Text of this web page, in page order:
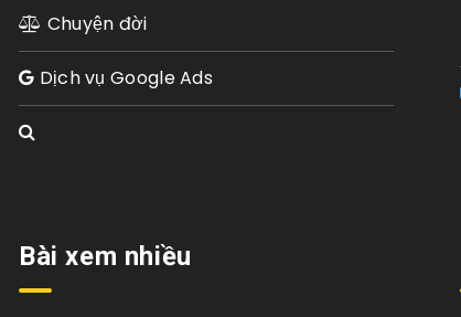
Chuyện đời
Dịch vụ Google Ads
Bài xem nhiều